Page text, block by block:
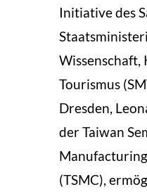
Initiative des
Wissenschaft,
Tourismus
Dresden,
der Taiwan
(TSMC),